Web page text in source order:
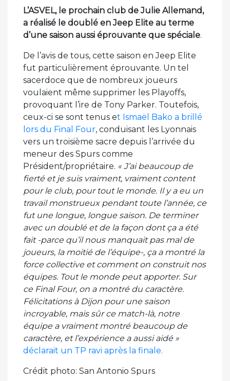
L’ASVEL, le prochain club de Julie Allemand,
a réalisé le doublé en Jeep Elite au terme
d’une saison aussi éprouvante que spéciale.
De l’avis de tous, cette saison en Jeep Elite
fut particulièrement éprouvante. Un tel
sacerdoce que de nombreux joueurs
voulaient même supprimer les Playoffs,
provoquant l’ire de Tony Parker. Toutefois,
ceux-ci se sont tenus et Ismaël Bako a brillé
lors du Final Four, conduisant les Lyonnais
vers un troisième sacre depuis l’arrivée du
meneur des Spurs comme
Président/propriétaire. « J’ai beaucoup de
fierté et je suis vraiment, vraiment content
pour le club, pour tout le monde. Il y a eu un
travail monstrueux pendant toute l’année, ce
fut une longue, longue saison. De terminer
avec un doublé et de la façon dont ça a été
fait -parce qu’il nous manquait pas mal de
joueurs, la moitié de l’équipe-, ça a montré la
force collective et comment on construit nos
équipes. Tout le monde peut apporter. Sur
ce Final Four, on a montré du caractère.
Félicitations à Dijon pour une saison
incroyable, mais sûr ce match-là, notre
équipe a vraiment montré beaucoup de
caractère, et l’expérience a aussi aidé »
déclarait un TP ravi après la finale.
Crédit photo: San Antonio Spurs